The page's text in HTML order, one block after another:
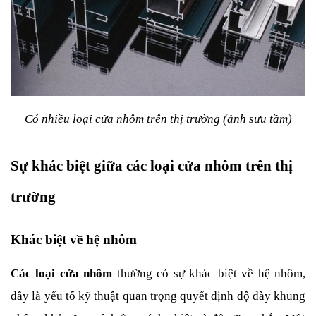
Có nhiều loại cửa nhôm trên thị trường (ảnh sưu tầm)
Sự khác biệt giữa các loại cửa nhôm trên thị
trường
Khác biệt về hệ nhôm
Các loại cửa nhôm thường có sự khác biệt về hệ nhôm,
đây là yếu tố kỹ thuật quan trọng quyết định độ dày khung